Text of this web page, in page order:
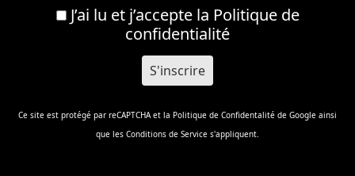
J’ai lu et j’accepte la Politique de
confidentialité
Ce site est protégé par reCAPTCHA et la Politique de Confidentalité de Google ainsi
que les Conditions de Service s'appliquent.